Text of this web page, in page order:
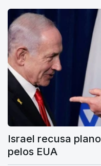
Israel recusa
pelos EUA